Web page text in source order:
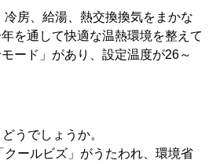
房、給湯、熱交換換気をまかな
を通して快適な温熱環境を整えて
ード」があり、設定温度が26～
うでしょうか。
クールビズ」がうたわれ、環境省